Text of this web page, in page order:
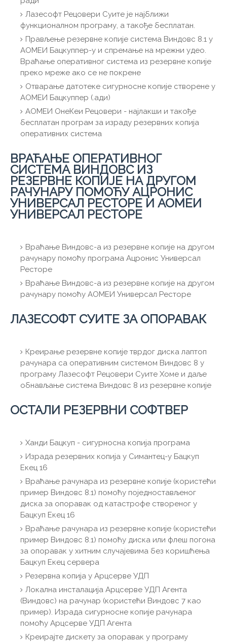
Лазесофт Рецовери Суите је најближи
функционалном програму, а такође бесплатан.
Прављење резервне копије система Виндовс 8.1 у
АОМЕИ Бацкуппер-у и спремање на мрежни удео.
Враћање оперативног система из резервне копије
преко мреже ако се не покрене
Отварање датотеке сигурносне копије створене у
АОМЕИ Бацкуппер (.ади)
АОМЕИ ОнеКеи Рецовери - најлакши и такође
бесплатан програм за израду резервних копија
оперативних система
ВРАЋАЊЕ ОПЕРАТИВНОГ
СИСТЕМА ВИНДОВС ИЗ
РЕЗЕРВНЕ КОПИЈЕ НА ДРУГОМ
РАЧУНАРУ ПОМОЋУ АЦРОНИС
УНИВЕРСАЛ РЕСТОРЕ И АОМЕИ
УНИВЕРСАЛ РЕСТОРЕ
Враћање Виндовс-а из резервне копије на другом
рачунару помоћу програма Ацронис Универсал
Ресторе
Враћање Виндовс-а из резервне копије на другом
рачунару помоћу АОМЕИ Универсал Ресторе
ЛАЗЕСОФТ СУИТЕ ЗА ОПОРАВАК
Креирање резервне копије тврдог диска лаптоп
рачунара са оперативним системом Виндовс 8 у
програму Лазесофт Рецовери Суите Хоме и даље
обнављање система Виндовс 8 из резервне копије
ОСТАЛИ РЕЗЕРВНИ СОФТВЕР
Ханди Бацкуп - сигурносна копија програма
Израда резервних копија у Симантец-у Бацкуп
Екец 16
Враћање рачунара из резервне копије (користећи
пример Виндовс 8.1) помоћу поједностављеног
диска за опоравак од катастрофе створеног у
Бацкуп Екец 16
Враћање рачунара из резервне копије (користећи
пример Виндовс 8.1) помоћу диска или флеш погона
за опоравак у хитним случајевима без коришћења
Бацкуп Екец сервера
Резервна копија у Арцсерве УДП
Локална инсталација Арцсерве УДП Агента
(Виндовс) на рачунар (користећи Виндовс 7 као
пример). Израда сигурносне копије рачунара
помоћу Арцсерве УДП Агента
Креирајте дискету за опоравак у програму